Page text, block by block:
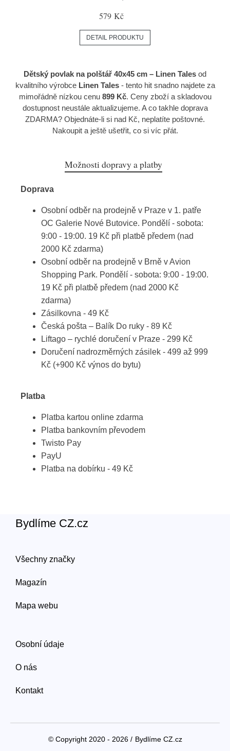
579 Kč
DETAIL PRODUKTU
Dětský povlak na polštář 40x45 cm – Linen Tales od
kvalitního výrobce Linen Tales- tento hit snadno najdete za
mimořádně nízkou cenu 899 Kč. Ceny zboží a skladovou
dostupnost neustále aktualizujeme. A co takhle doprava
ZDARMA? Objednáte-li si nad Kč, neplatíte poštovné.
Nakoupit a ještě ušetřit, co si víc přát.
Možnosti dopravy a platby
Doprava
Osobní odběr na prodejně v Praze v 1. patře
OC Galerie Nové Butovice. Pondělí - sobota:
9:00 - 19:00. 19 Kč při platbě předem (nad
2000 Kč zdarma)
Osobní odběr na prodejně v Brně v Avion
Shopping Park. Pondělí - sobota: 9:00 - 19:00.
19 Kč při platbě předem (nad 2000 Kč
zdarma)
Zásilkovna - 49 Kč
Česká pošta – Balík Do ruky - 89 Kč
Liftago – rychlé doručení v Praze - 299 Kč
Doručení nadrozměrných zásilek - 499 až 999
Kč (+900 Kč výnos do bytu)
Platba
Platba kartou online zdarma
Platba bankovním převodem
Twisto Pay
PayU
Platba na dobírku - 49 Kč
Bydlíme CZ.cz
Všechny značky
Magazín
Mapa webu
Osobní údaje
O nás
Kontakt
© Copyright 2020 - 2026 / Bydlíme CZ.cz